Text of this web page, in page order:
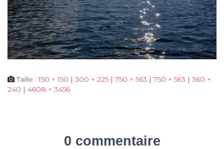
Taille :150 × 150 | 300 × 225 | 750 × 563 | 750 × 563 | 360 ×
240 | 4608 × 3456
0 commentaire